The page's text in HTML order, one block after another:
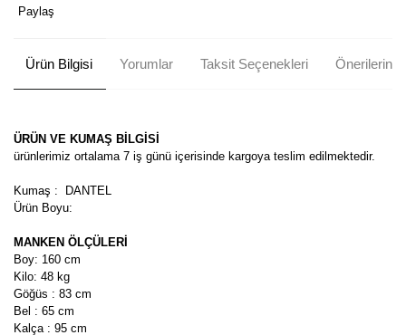
Paylaş
Ürün Bilgisi Yorumlar Taksit Seçenekleri Önerileriniz
ÜRÜN VE KUMAŞ BİLGİSİ
ürünlerimiz ortalama 7 iş günü içerisinde kargoya teslim edilmektedir.
Kumaş : DANTEL
Ürün Boyu:
MANKEN ÖLÇÜLERİ
Boy: 160 cm
Kilo: 48 kg
Göğüs : 83 cm
Bel : 65 cm
Kalça : 95 cm